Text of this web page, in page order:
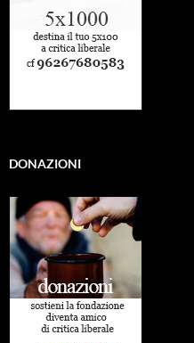
DONAZIONI